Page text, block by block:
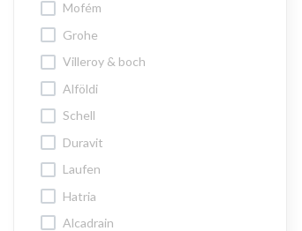
mofém
grohe
villeroy & boch
alföldi
schell
duravit
laufen
hatria
alcadrain